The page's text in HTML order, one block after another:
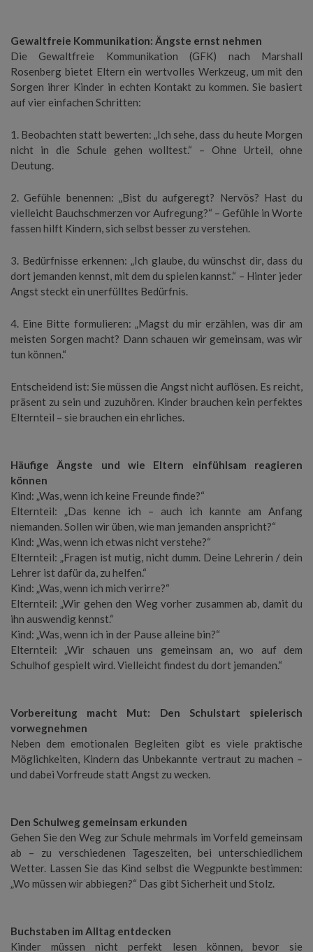
Gewaltfreie Kommunikation: Ängste ernst nehmen
Die Gewaltfreie Kommunikation (GFK) nach Marshall
Rosenberg bietet Eltern ein wertvolles Werkzeug, um mit den
Sorgen ihrer Kinder in echten Kontakt zu kommen. Sie basiert
auf vier einfachen Schritten:
1. Beobachten statt bewerten: „Ich sehe, dass du heute Morgen
nicht in die Schule gehen wolltest.“ – Ohne Urteil, ohne
Deutung.
2. Gefühle benennen: „Bist du aufgeregt? Nervös? Hast du
vielleicht Bauchschmerzen vor Aufregung?“ – Gefühle in Worte
fassen hilft Kindern, sich selbst besser zu verstehen.
3. Bedürfnisse erkennen: „Ich glaube, du wünschst dir, dass du
dort jemanden kennst, mit dem du spielen kannst.“ – Hinter jeder
Angst steckt ein unerfülltes Bedürfnis.
4. Eine Bitte formulieren: „Magst du mir erzählen, was dir am
meisten Sorgen macht? Dann schauen wir gemeinsam, was wir
tun können.“
Entscheidend ist: Sie müssen die Angst nicht auflösen. Es reicht,
präsent zu sein und zuzuhören. Kinder brauchen kein perfektes
Elternteil – sie brauchen ein ehrliches.
Häufige Ängste und wie Eltern einfühlsam reagieren
können
Kind: „Was, wenn ich keine Freunde finde?“
Elternteil: „Das kenne ich – auch ich kannte am Anfang
niemanden. Sollen wir üben, wie man jemanden anspricht?“
Kind: „Was, wenn ich etwas nicht verstehe?“
Elternteil: „Fragen ist mutig, nicht dumm. Deine Lehrerin / dein
Lehrer ist dafür da, zu helfen.“
Kind: „Was, wenn ich mich verirre?“
Elternteil: „Wir gehen den Weg vorher zusammen ab, damit du
ihn auswendig kennst.“
Kind: „Was, wenn ich in der Pause alleine bin?“
Elternteil: „Wir schauen uns gemeinsam an, wo auf dem
Schulhof gespielt wird. Vielleicht findest du dort jemanden.“
Vorbereitung macht Mut: Den Schulstart spielerisch
vorwegnehmen
Neben dem emotionalen Begleiten gibt es viele praktische
Möglichkeiten, Kindern das Unbekannte vertraut zu machen –
und dabei Vorfreude statt Angst zu wecken.
Den Schulweg gemeinsam erkunden
Gehen Sie den Weg zur Schule mehrmals im Vorfeld gemeinsam
ab – zu verschiedenen Tageszeiten, bei unterschiedlichem
Wetter. Lassen Sie das Kind selbst die Wegpunkte bestimmen:
„Wo müssen wir abbiegen?“ Das gibt Sicherheit und Stolz.
Buchstaben im Alltag entdecken
Kinder müssen nicht perfekt lesen können, bevor sie